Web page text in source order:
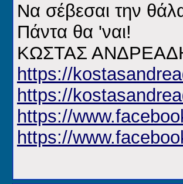
Να σέβεσαι την
Πάντα θα 'ναι!
ΚΩΣΤΑΣ
https://
https://
https://
https://